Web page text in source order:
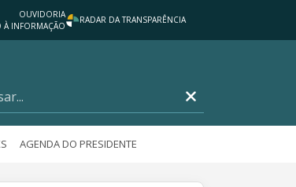
OUVIDORIA
À INFORMAÇÃO
RADAR DA TRANSPARÊNCIA
AGENDA DO PRESIDENTE